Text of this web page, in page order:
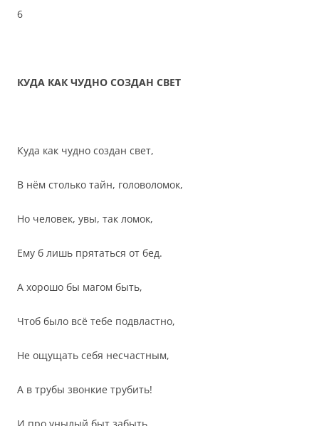
6
КУДА КАК ЧУДНО СОЗДАН СВЕТ
Куда как чудно создан свет,
В нём столько тайн, головоломок,
Но человек, увы, так ломок,
Ему б лишь прятаться от бед.
А хорошо бы магом быть,
Чтоб было всё тебе подвластно,
Не ощущать себя несчастным,
А в трубы звонкие трубить!